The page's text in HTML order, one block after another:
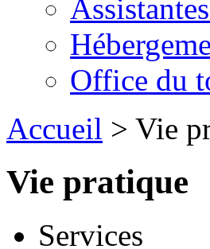
Office du
Accueil > Vie
Vie pratique
Services